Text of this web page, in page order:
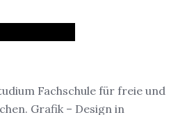
Fachschule für freie und
Grafik – Design in